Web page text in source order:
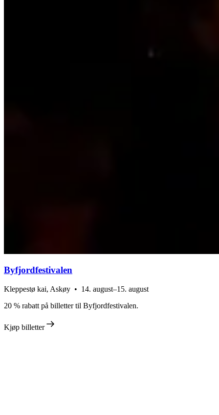
Byfjordfestivalen
Kleppestø kai, Askøy • 14. august–15. august
20 % rabatt på billetter til Byfjordfestivalen.
Kjøp billetter